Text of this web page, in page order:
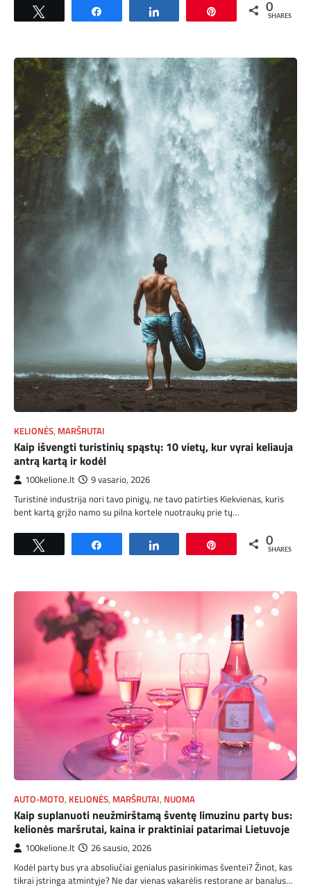
0
SHARES
KELIONĖS, MARŠRUTAI
Kaip išvengti turistinių spąstų: 10 vietų, kur vyrai keliauja
antrą kartą ir kodėl
100kelione.lt 9 vasario, 2026
Turistinė industrija nori tavo pinigų, ne tavo patirties Kiekvienas, kuris
bent kartą grįžo namo su pilna kortele nuotraukų prie tų…
0
SHARES
AUTO-MOTO, KELIONĖS, MARŠRUTAI, NUOMA
Kaip suplanuoti neužmirštamą šventę limuzinu party bus:
kelionės maršrutai, kaina ir praktiniai patarimai Lietuvoje
100kelione.lt 26 sausio, 2026
Kodėl party bus yra absoliučiai genialus pasirinkimas šventei? Žinot, kas
tikrai įstringa atmintyje? Ne dar vienas vakarėlis restorane ar banalus…